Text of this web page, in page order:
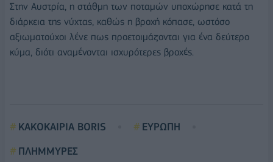
Στην Αυστρία, η στάθμη των ποταμών υποχώρησε κατά τη
διάρκεια της νύχτας, καθώς η βροχή κόπασε, ωστόσο
αξιωματούχοι λένε πως προετοιμάζονται για ένα δεύτερο
κύμα, διότι αναμένονται ισχυρότερες βροχές.
ΚΑΚΟΚΑΙΡΙΑ BORIS
ΕΥΡΩΠΗ
ΠΛΗΜΜΥΡΕΣ